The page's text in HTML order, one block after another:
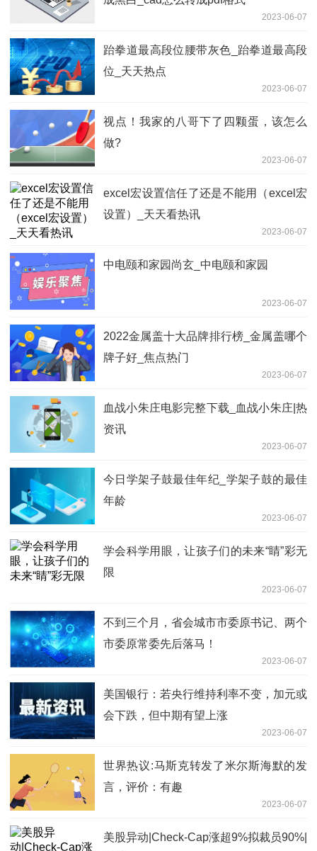
2023-06-07
跆拳道最高段位腰带灰色_跆拳道最高段
位_天天热点
2023-06-07
视点！我家的八哥下了四颗蛋，该怎么
做?
2023-06-07
excel宏设置信任了还是不能用（excel宏
设置）_天天看热讯
2023-06-07
中电颐和家园尚玄_中电颐和家园
2023-06-07
2022金属盖十大品牌排行榜_金属盖哪个
牌子好_焦点热门
2023-06-07
血战小朱庄电影完整下载_血战小朱庄|热
资讯
2023-06-07
今日学架子鼓最佳年纪_学架子鼓的最佳
年龄
2023-06-07
学会科学用眼，让孩子们的未来“睛”彩无
限
2023-06-07
不到三个月，省会城市市委原书记、两个
市委原常委先后落马！
2023-06-07
美国银行：若央行维持利率不变，加元或
会下跌，但中期有望上涨
2023-06-07
世界热议:马斯克转发了米尔斯海默的发
言，评价：有趣
2023-06-07
美股异动|Check-Cap涨超9%拟裁员90%|